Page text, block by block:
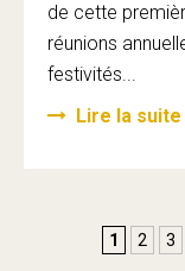
de cette
réunions
festivités...
Lire la suite
1 2 3